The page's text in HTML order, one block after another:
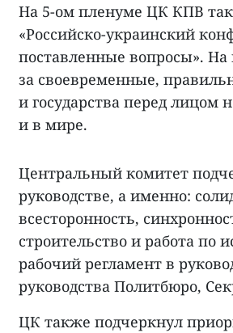
На 5-ом пленуме ЦК КПВ
«Российско-украинский
поставленные вопросы».
за своевременные,
и государства перед
и в мире.
Центральный комитет
руководстве, а именно:
всесторонность,
строительство и работа по
рабочий регламент в
руководства Политбюро,
ЦК также подчеркнул